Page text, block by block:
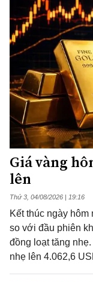
Giá vàng
lên
Thứ 3, 04/08/2026 | 19:16
Kết thúc ngày
so với đầu phiên
đồng loạt tăng
nhẹ lên 4.062,6